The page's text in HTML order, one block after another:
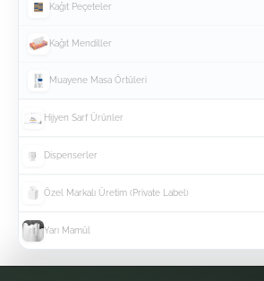
Kağıt Peçeteler
Kağıt Mendiller
Muayene Masa Örtüleri
Hijyen Sarf Ürünler
Dispenserler
Özel Markalı Üretim (Private Label)
Yarı Mamül